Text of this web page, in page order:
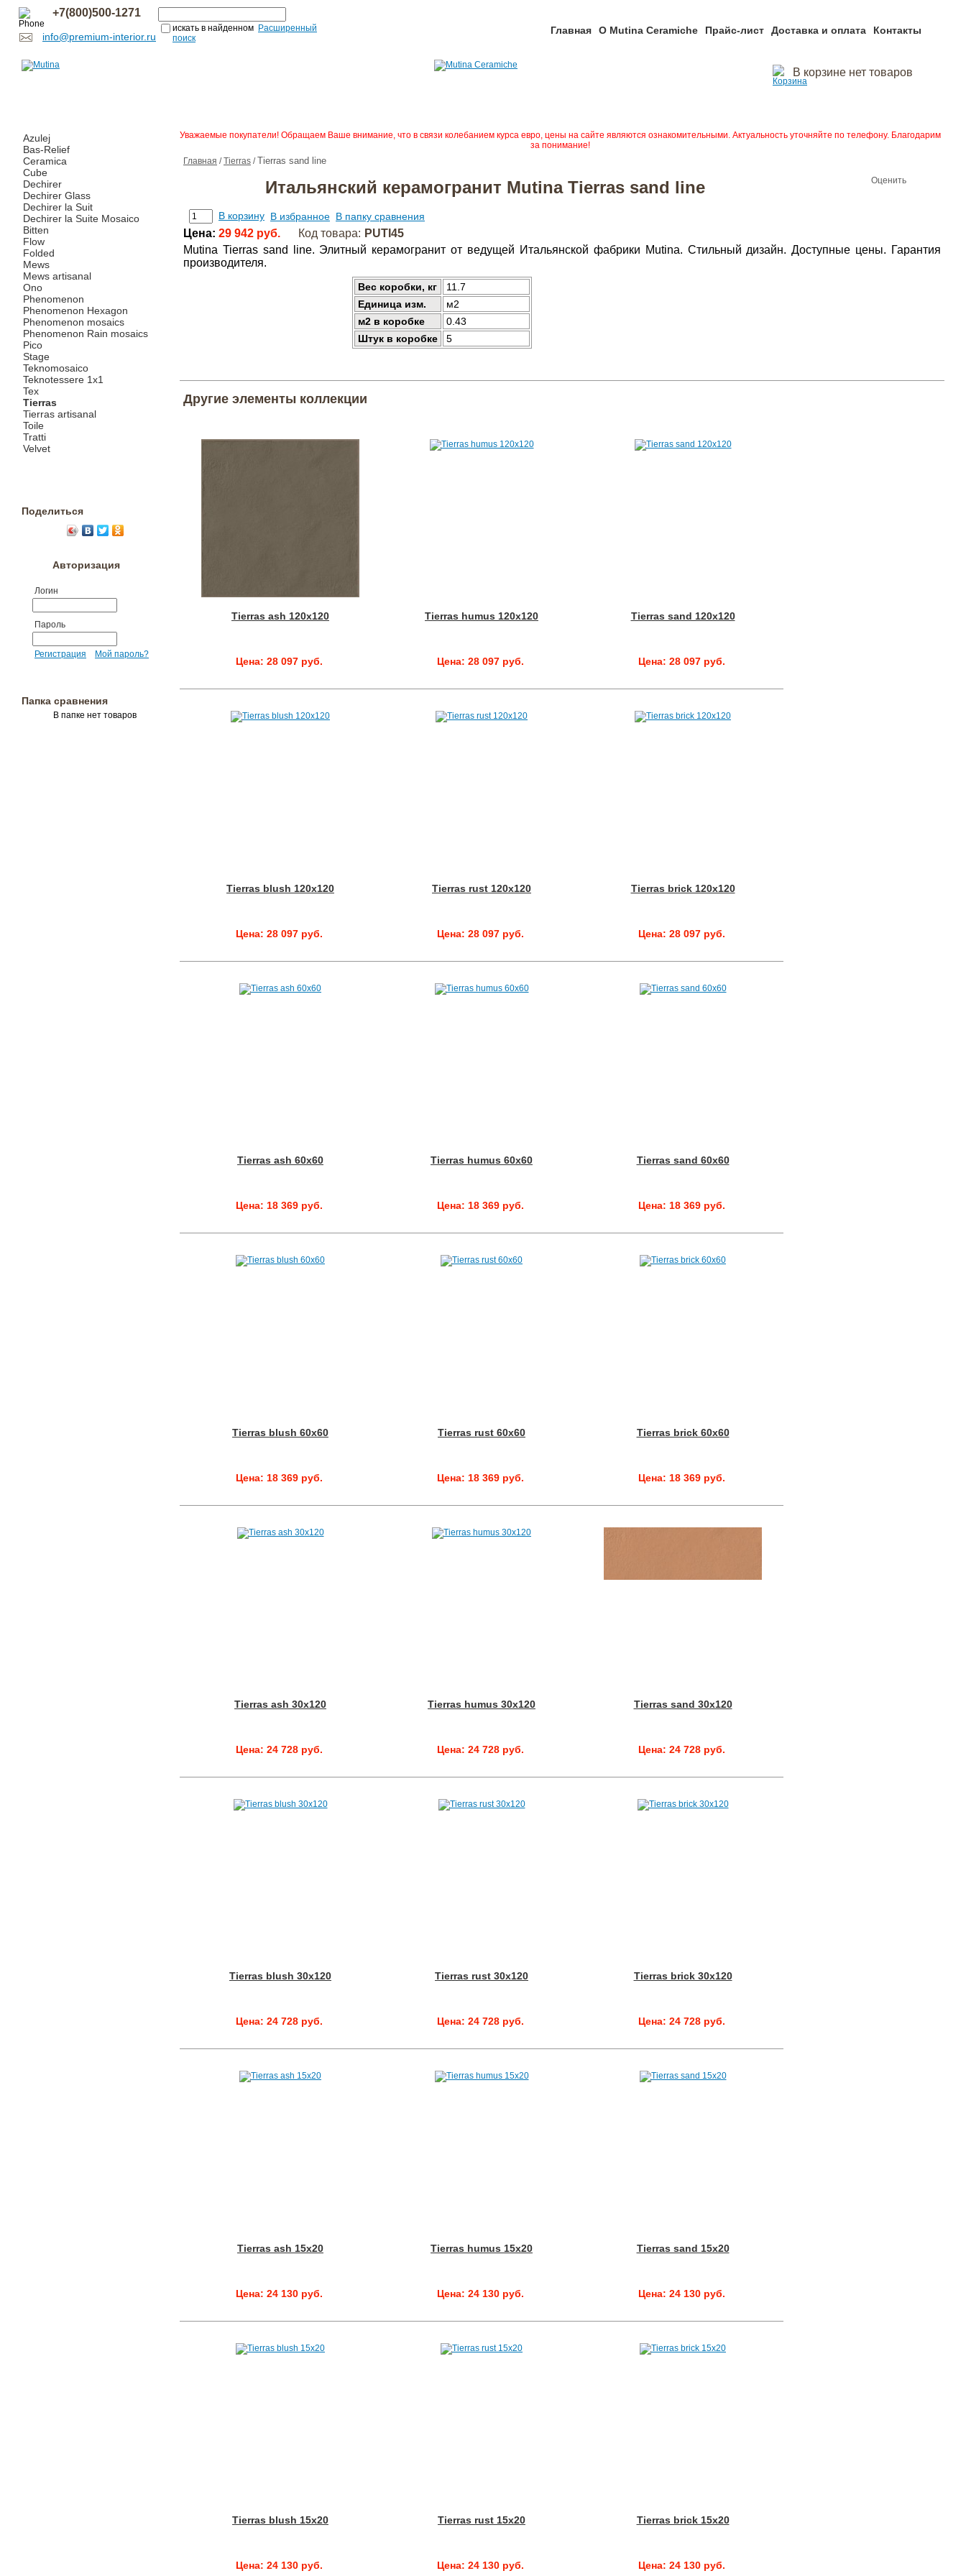
+7(800)500-1271
info@premium-interior.ru
Главная О Mutina Ceramiche Прайс-лист Доставка и оплата Контакты
искать в найденном Расширенный
поиск
В корзине нет товаров
Azulej
Bas-Relief
Ceramica
Cube
Dechirer
Dechirer Glass
Dechirer la Suit
Dechirer la Suite Mosaico
Bitten
Flow
Folded
Mews
Mews artisanal
Ono
Phenomenon
Phenomenon Hexagon
Phenomenon mosaics
Phenomenon Rain mosaics
Pico
Stage
Teknomosaico
Teknotessere 1x1
Tex
Tierras
Tierras artisanal
Toile
Tratti
Velvet
Поделиться
Авторизация
Логин
Пароль
Регистрация Мой пароль?
Папка сравнения
В папке нет товаров
Уважаемые покупатели! Обращаем Ваше внимание, что в связи колебанием курса евро, цены на сайте являются ознакомительными. Актуальность уточняйте по телефону. Благодарим
за понимание!
Главная /Tierras /Tierras sand line
Оценить
Итальянский керамогранит Mutina Tierras sand line
В корзину В избранное В папку сравнения
Цена: 29 942 руб. Код товара: PUTI45
Mutina Tierras sand line. Элитный керамогранит от ведущей Итальянской фабрики Mutina. Стильный дизайн. Доступные цены. Гарантия
производителя.
Вес коробки, кг
11.7
Единица изм.
м2
м2 в коробке
0.43
Штук в коробке
5
Другие элементы коллекции
Tierras ash 120x120
Цена: 28 097 руб.
Tierras humus 120x120
Цена: 28 097 руб.
Tierras sand 120x120
Цена: 28 097 руб.
Tierras blush 120x120
Цена: 28 097 руб.
Tierras rust 120x120
Цена: 28 097 руб.
Tierras brick 120x120
Цена: 28 097 руб.
Tierras ash 60x60
Цена: 18 369 руб.
Tierras humus 60x60
Цена: 18 369 руб.
Tierras sand 60x60
Цена: 18 369 руб.
Tierras blush 60x60
Цена: 18 369 руб.
Tierras rust 60x60
Цена: 18 369 руб.
Tierras brick 60x60
Цена: 18 369 руб.
Tierras ash 30x120
Цена: 24 728 руб.
Tierras humus 30x120
Цена: 24 728 руб.
Tierras sand 30x120
Цена: 24 728 руб.
Tierras blush 30x120
Цена: 24 728 руб.
Tierras rust 30x120
Цена: 24 728 руб.
Tierras brick 30x120
Цена: 24 728 руб.
Tierras ash 15x20
Цена: 24 130 руб.
Tierras humus 15x20
Цена: 24 130 руб.
Tierras sand 15x20
Цена: 24 130 руб.
Tierras blush 15x20
Цена: 24 130 руб.
Tierras rust 15x20
Цена: 24 130 руб.
Tierras brick 15x20
Цена: 24 130 руб.